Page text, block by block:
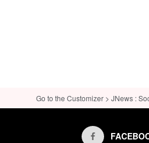
Go to the Customizer > JNews :